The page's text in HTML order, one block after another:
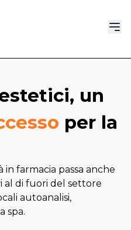
un
per la
farmacia passa anche
al di fuori del settore
autoanalisi,
spa.